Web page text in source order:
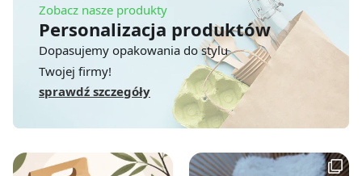
Zobacz nasze produkty
Personalizacja produktów
Dopasujemy opakowania do stylu
Twojej firmy!
sprawdź szczegóły